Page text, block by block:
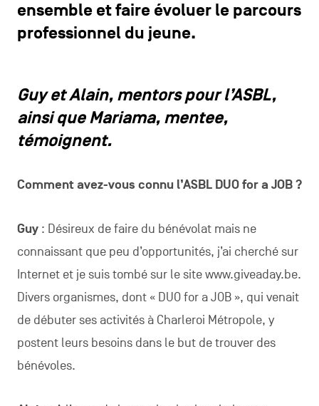
ensemble et faire évoluer le parcours
professionnel du jeune.
Guy et Alain, mentors pour l’ASBL,
ainsi que Mariama, mentee,
témoignent.
Comment avez-vous connu l’ASBL DUO for a JOB ?
Guy: Désireux de faire du bénévolat mais ne
connaissant que peu d’opportunités, j’ai cherché sur
Internet et je suis tombé sur le site www.giveaday.be.
Divers organismes, dont « DUO for a JOB », qui venait
de débuter ses activités à Charleroi Métropole, y
postent leurs besoins dans le but de trouver des
bénévoles.